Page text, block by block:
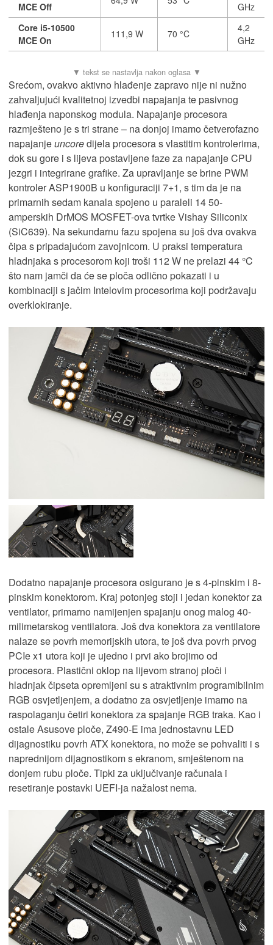
MCE Off
GHz
Core i5-10500
MCE On
111,9 W 70 °C
4,2
GHz
Srećom, ovakvo aktivno hlađenje zapravo nije ni nužno
zahvaljujući kvalitetnoj izvedbi napajanja te pasivnog
hlađenja naponskog modula. Napajanje procesora
razmješteno je s tri strane – na donjoj imamo četverofazno
napajanjeuncoredijela procesora s vlastitim kontrolerima,
dok su gore i s lijeva postavljene faze za napajanje CPU
jezgri i integrirane grafike. Za upravljanje se brine PWM
kontroler ASP1900B u konfiguraciji 7+1, s tim da je na
primarnih sedam kanala spojeno u paraleli 14 50-
amperskih DrMOS MOSFET-ova tvrtke Vishay Siliconix
(SiC639). Na sekundarnu fazu spojena su još dva ovakva
čipa s pripadajućom zavojnicom. U praksi temperatura
hladnjaka s procesorom koji troši 112 W ne prelazi 44 °C
što nam jamči da će se ploča odlično pokazati i u
kombinaciji s jačim Intelovim procesorima koji podržavaju
overklokiranje.
Dodatno napajanje procesora osigurano je s 4-pinskim i 8-
pinskim konektorom. Kraj potonjeg stoji i jedan konektor za
ventilator, primarno namijenjen spajanju onog malog 40-
milimetarskog ventilatora. Još dva konektora za ventilatore
nalaze se povrh memorijskih utora, te još dva povrh prvog
PCIe x1 utora koji je ujedno i prvi ako brojimo od
procesora. Plastični oklop na lijevom stranoj ploči i
hladnjak čipseta opremljeni su s atraktivnim programibilnim
RGB osvjetljenjem, a dodatno za osvjetljenje imamo na
raspolaganju četiri konektora za spajanje RGB traka. Kao i
ostale Asusove ploče, Z490-E ima jednostavnu LED
dijagnostiku povrh ATX konektora, no može se pohvaliti i s
naprednijom dijagnostikom s ekranom, smještenom na
donjem rubu ploče. Tipki za uključivanje računala i
resetiranje postavki UEFI-ja nažalost nema.